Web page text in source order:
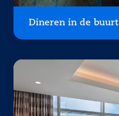
Dineren in de buurt